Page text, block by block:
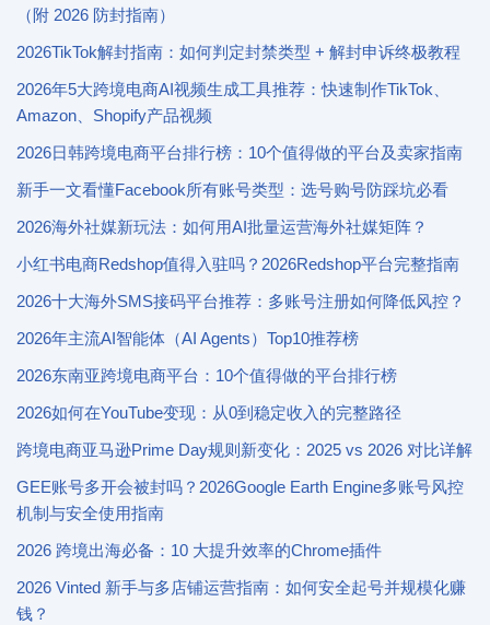
（附 2026 防封指南）
2026TikTok解封指南：如何判定封禁类型 + 解封申诉终极教程
2026年5大跨境电商AI视频生成工具推荐：快速制作TikTok、
Amazon、Shopify产品视频
2026日韩跨境电商平台排行榜：10个值得做的平台及卖家指南
新手一文看懂Facebook所有账号类型：选号购号防踩坑必看
2026海外社媒新玩法：如何用AI批量运营海外社媒矩阵？
小红书电商Redshop值得入驻吗？2026Redshop平台完整指南
2026十大海外SMS接码平台推荐：多账号注册如何降低风控？
2026年主流AI智能体（AI Agents）Top10推荐榜
2026东南亚跨境电商平台：10个值得做的平台排行榜
2026如何在YouTube变现：从0到稳定收入的完整路径
跨境电商亚马逊Prime Day规则新变化：2025 vs 2026 对比详解
GEE账号多开会被封吗？2026Google Earth Engine多账号风控
机制与安全使用指南
2026 跨境出海必备：10 大提升效率的Chrome插件
2026 Vinted 新手与多店铺运营指南：如何安全起号并规模化赚
钱？